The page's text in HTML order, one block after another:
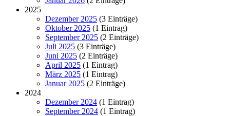
2025
Dezember 2025 (3 Einträge)
Oktober 2025 (1 Eintrag)
September 2025 (2 Einträge)
Juli 2025 (3 Einträge)
Juni 2025 (2 Einträge)
April 2025 (1 Eintrag)
März 2025 (1 Eintrag)
Januar 2025 (2 Einträge)
2024
Dezember 2024 (1 Eintrag)
September 2024 (1 Eintrag)